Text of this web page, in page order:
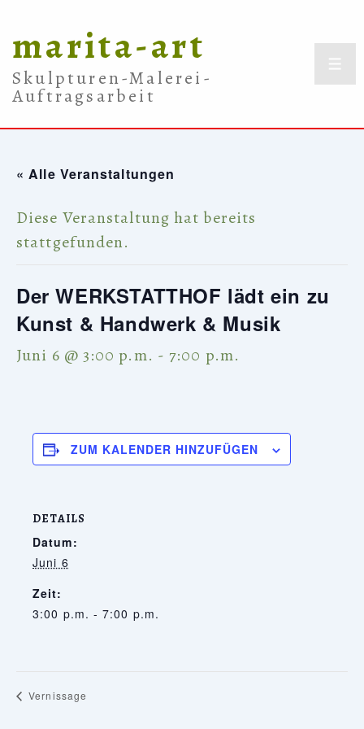
Zum
Inhalt
marita-art
Skulpturen-Malerei-
Auftragsarbeit
« Alle Veranstaltungen
Diese Veranstaltung hat bereits
stattgefunden.
Der WERKSTATTHOF lädt ein zu
Kunst & Handwerk & Musik
Juni 6 @ 3:00 p.m. -7:00 p.m.
ZUM KALENDER HINZUFÜGEN
DETAILS
Datum:
Juni 6
Zeit:
3:00 p.m. - 7:00 p.m.
Vernissage